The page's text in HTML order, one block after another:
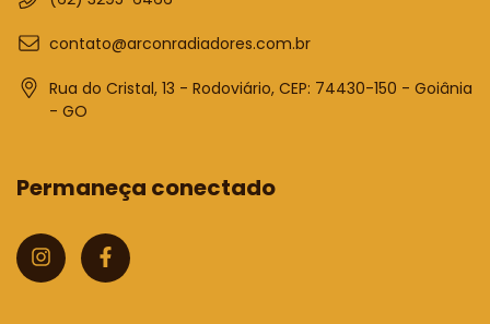
contato@arconradiadores.com.br
Rua do Cristal, 13 - Rodoviário, CEP: 74430-150 - Goiânia
- GO
Permaneça conectado